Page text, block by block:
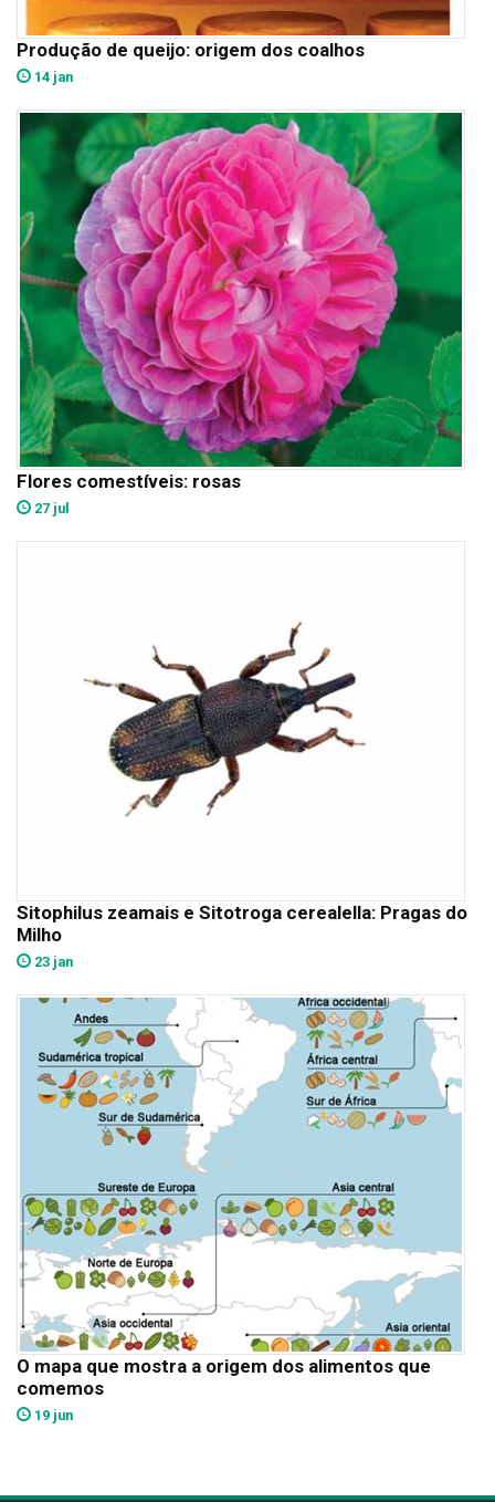
Produção de queijo: origem dos coalhos
14 jan
Flores comestíveis: rosas
27 jul
Sitophilus zeamais e Sitotroga cerealella: Pragas do
Milho
23 jan
O mapa que mostra a origem dos alimentos que
comemos
19 jun